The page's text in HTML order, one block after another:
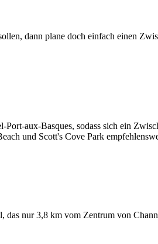
dann plane doch einfach einen
aux-Basques, sodass sich ein
und Scott's Cove Park
nur 3,8 km vom Zentrum von